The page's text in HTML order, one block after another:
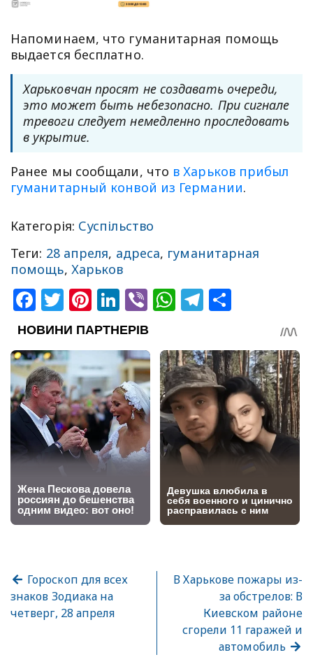
Напоминаем, что гуманитарная помощь
выдается бесплатно.
Харьковчан просят не создавать очереди,
это может быть небезопасно. При сигнале
тревоги следует немедленно проследовать
в укрытие.
Ранее мы сообщали, что в Харьков прибыл
гуманитарный конвой из Германии.
Категорія: Суспільство
Теги: 28 апреля, адреса, гуманитарная
помощь, Харьков
Facebook
Twitter
Pinterest
LinkedIn
ViberWhatsApp
Telegram
Гороскоп для всех
знаков Зодиака на
четверг, 28 апреля
В Харькове пожары из-
за обстрелов: В
Киевском районе
сгорели 11 гаражей и
автомобиль